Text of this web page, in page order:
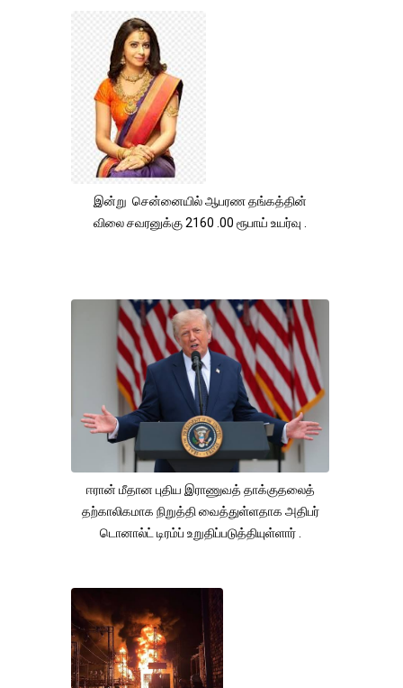
இன்று சென்னையில் ஆபரண தங்கத்தின்
விலை சவரனுக்கு 2160 .00 ரூபாய் உயர்வு .
ஈரான் மீதான புதிய இராணுவத் தாக்குதலைத்
தற்காலிகமாக நிறுத்தி வைத்துள்ளதாக அதிபர்
டொனால்ட் டிரம்ப் உறுதிப்படுத்தியுள்ளார் .